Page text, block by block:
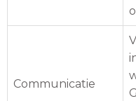
Communicatie